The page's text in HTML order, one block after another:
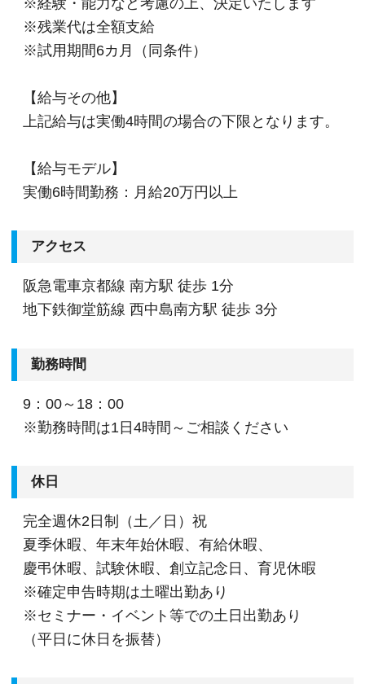
※経験・能力など考慮の上、決定いたします
※残業代は全額支給
※試用期間6カ月（同条件）
【給与その他】
上記給与は実働4時間の場合の下限となります。
【給与モデル】
実働6時間勤務：月給20万円以上
アクセス
阪急電車京都線 南方駅 徒歩 1分
地下鉄御堂筋線 西中島南方駅 徒歩 3分
勤務時間
9：00～18：00
※勤務時間は1日4時間～ご相談ください
休日
完全週休2日制（土／日）祝
夏季休暇、年末年始休暇、有給休暇、
慶弔休暇、試験休暇、創立記念日、育児休暇
※確定申告時期は土曜出勤あり
※セミナー・イベント等での土日出勤あり
（平日に休日を振替）